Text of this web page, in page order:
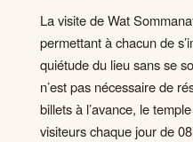
La visite de Wat
permettant à chacun de
quiétude du lieu sans se
n’est pas nécessaire de
billets à l’avance, le
visiteurs chaque jour de